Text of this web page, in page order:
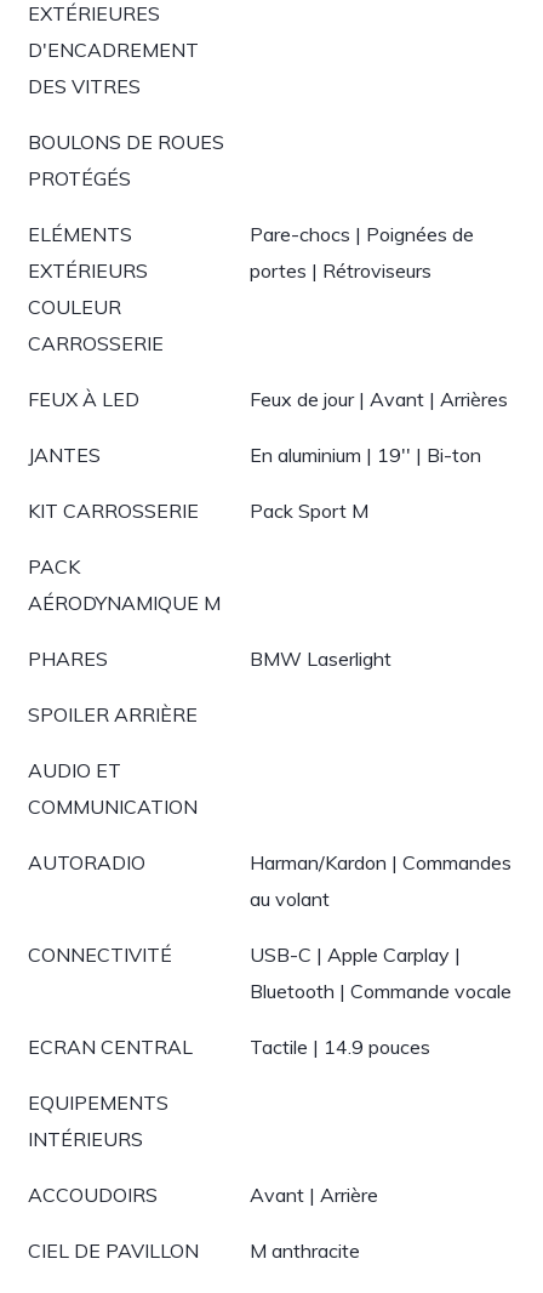
EXTÉRIEURES
D'ENCADREMENT
DES VITRES
BOULONS DE ROUES
PROTÉGÉS
ELÉMENTS
EXTÉRIEURS
COULEUR
CARROSSERIE
Pare-chocs | Poignées de
portes | Rétroviseurs
FEUX À LED Feux de jour | Avant | Arrières
JANTES En aluminium | 19'' | Bi-ton
KIT CARROSSERIE Pack Sport M
PACK
AÉRODYNAMIQUE M
PHARES BMW Laserlight
SPOILER ARRIÈRE
AUDIO ET
COMMUNICATION
AUTORADIO
Harman/Kardon | Commandes
au volant
CONNECTIVITÉ
USB-C | Apple Carplay |
Bluetooth | Commande vocale
ECRAN CENTRAL Tactile | 14.9 pouces
EQUIPEMENTS
INTÉRIEURS
ACCOUDOIRS Avant | Arrière
CIEL DE PAVILLON M anthracite